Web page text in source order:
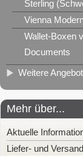
Sterling
Vienna
Wallet-Boxen
Documents
Weitere
Mehr über...
Aktuelle
Liefer- und